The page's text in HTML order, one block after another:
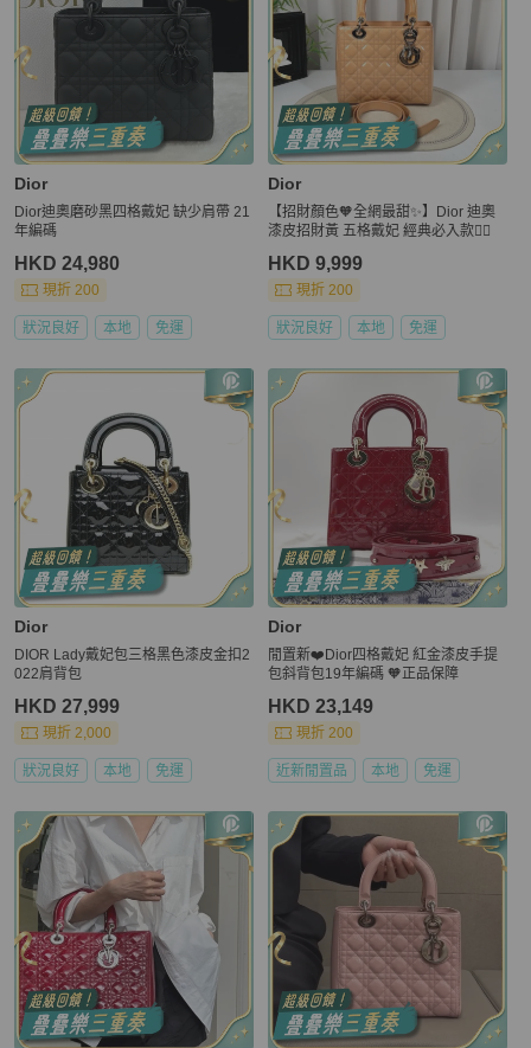
Dior
Dior迪奧磨砂黑四格戴妃 缺少肩帶 21
年編碼
HKD 24,980
現折 200
狀況良好 本地 免運
Dior
【招財顏色🧡全網最甜✨】Dior 迪奧
漆皮招財黃 五格戴妃 經典必入款👍🏻
HKD 9,999
現折 200
狀況良好 本地 免運
Dior
DIOR Lady戴妃包三格黑色漆皮金扣2
022肩背包
HKD 27,999
現折 2,000
狀況良好 本地 免運
Dior
閒置新❤️Dior四格戴妃 紅金漆皮手提
包斜背包19年編碼 🧡正品保障
HKD 23,149
現折 200
近新閒置品 本地 免運